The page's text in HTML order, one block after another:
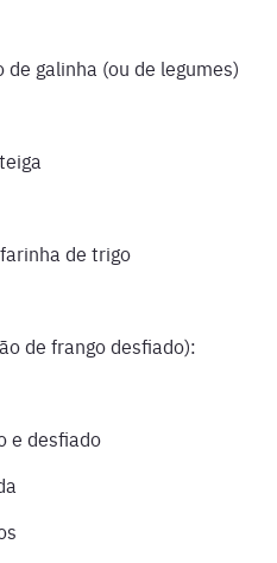
galinha (ou de legumes)
de trigo
de frango desfiado):
e desfiado